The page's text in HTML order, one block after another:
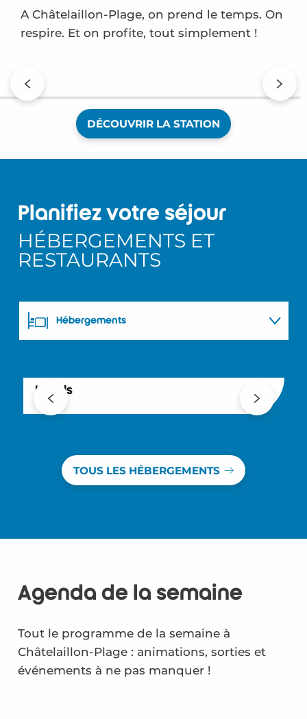
A Châtelaillon-Plage, on prend le temps. On
respire. Et on profite, tout simplement !
Demandez le programme !
DÉCOUVRIR LA STATION
Planifiez votre séjour
HÉBERGEMENTS ET
RESTAURANTS
Hébergements
Hôtels
TOUS LES HÉBERGEMENTS
Agenda de la semaine
Tout le programme de la semaine à
Châtelaillon-Plage : animations, sorties et
événements à ne pas manquer !